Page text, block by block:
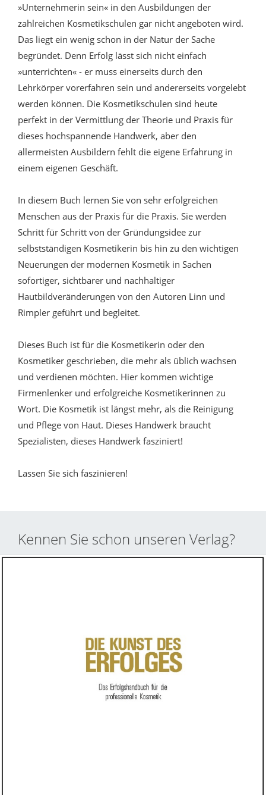
»Unternehmerin sein« in den Ausbildungen der
zahlreichen Kosmetikschulen gar nicht angeboten wird.
Das liegt ein wenig schon in der Natur der Sache
begründet. Denn Erfolg lässt sich nicht einfach
»unterrichten« - er muss einerseits durch den
Lehrkörper vorerfahren sein und andererseits vorgelebt
werden können. Die Kosmetikschulen sind heute
perfekt in der Vermittlung der Theorie und Praxis für
dieses hochspannende Handwerk, aber den
allermeisten Ausbildern fehlt die eigene Erfahrung in
einem eigenen Geschäft.
In diesem Buch lernen Sie von sehr erfolgreichen
Menschen aus der Praxis für die Praxis. Sie werden
Schritt für Schritt von der Gründungsidee zur
selbstständigen Kosmetikerin bis hin zu den wichtigen
Neuerungen der modernen Kosmetik in Sachen
sofortiger, sichtbarer und nachhaltiger
Hautbildveränderungen von den Autoren Linn und
Rimpler geführt und begleitet.
Dieses Buch ist für die Kosmetikerin oder den
Kosmetiker geschrieben, die mehr als üblich wachsen
und verdienen möchten. Hier kommen wichtige
Firmenlenker und erfolgreiche Kosmetikerinnen zu
Wort. Die Kosmetik ist längst mehr, als die Reinigung
und Pflege von Haut. Dieses Handwerk braucht
Spezialisten, dieses Handwerk fasziniert!
Lassen Sie sich faszinieren!
Kennen Sie schon unseren Verlag?